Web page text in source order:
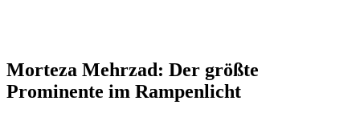
Morteza Mehrzad: Der größte
Prominente im Rampenlicht